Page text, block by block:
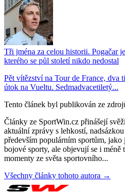
Tři jména za celou historii. Pogačar
kterého se půl století nikdo nedostal
Pět vítězství na Tour de France, dva
útok na Vueltu. Sedmadvacetiletý...
Tento článek byl publikován ze
Články ze SportWin.cz přinášejí
aktuální zprávy s lehkostí,
především populárním sportům,
bojové sporty, ale objevují se i méně
momenty ze světa sportovního...
Všechny články tohoto autora →